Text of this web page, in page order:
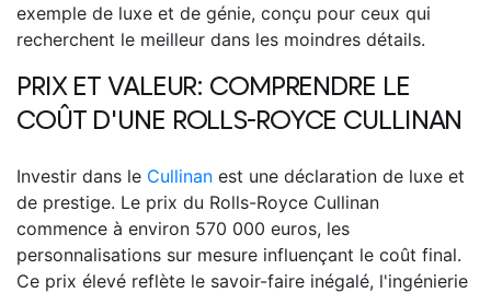
exemple de luxe et de génie, conçu pour ceux qui
recherchent le meilleur dans les moindres détails.
PRIX ET VALEUR: COMPRENDRE LE
COÛT D'UNE ROLLS-ROYCE CULLINAN
Investir dans le Cullinan est une déclaration de luxe et
de prestige. Le prix du Rolls-Royce Cullinan
commence à environ 570 000 euros, les
personnalisations sur mesure influençant le coût final.
Ce prix élevé reflète le savoir-faire inégalé, l'ingénierie